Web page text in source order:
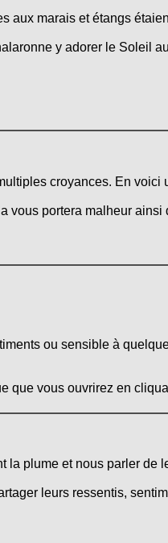
aux marais et étangs
y adorer le Soleil
croyances. En
vous portera malheur
ou sensible à
que vous ouvrirez en
la plume et nous parler de
leurs ressentis,